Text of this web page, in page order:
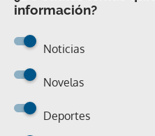
información?
Noticias
Novelas
Deportes